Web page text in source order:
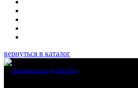
вернуться в каталог